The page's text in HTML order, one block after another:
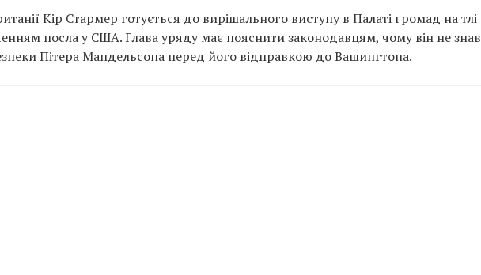
Кір Стармер готується до вирішального виступу в Палаті громад на тлі
посла у США. Глава уряду має пояснити законодавцям, чому він не знав
Пітера Мандельсона перед його відправкою до Вашингтона.